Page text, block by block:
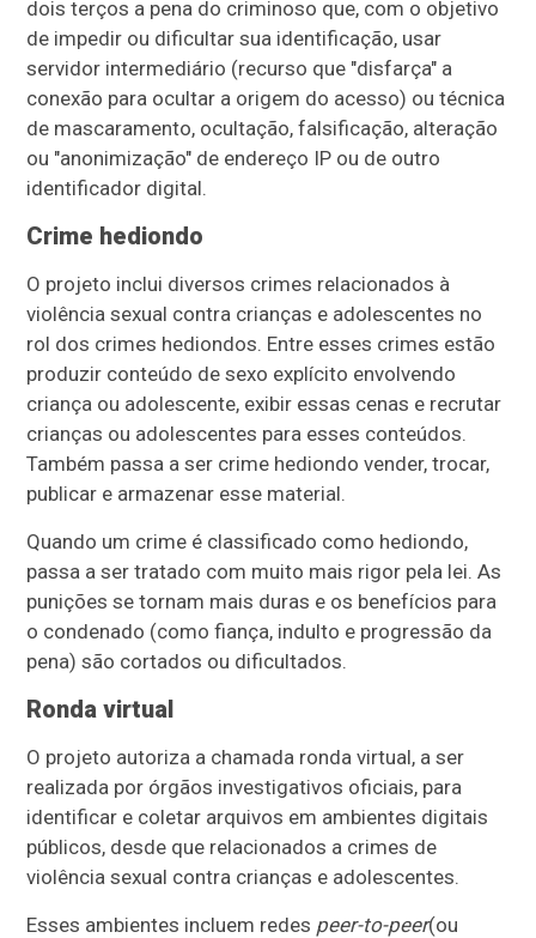
dois terços a pena do criminoso que, com o objetivo
de impedir ou dificultar sua identificação, usar
servidor intermediário (recurso que "disfarça" a
conexão para ocultar a origem do acesso) ou técnica
de mascaramento, ocultação, falsificação, alteração
ou "anonimização" de endereço IP ou de outro
identificador digital.
Crime hediondo
O projeto inclui diversos crimes relacionados à
violência sexual contra crianças e adolescentes no
rol dos crimes hediondos. Entre esses crimes estão
produzir conteúdo de sexo explícito envolvendo
criança ou adolescente, exibir essas cenas e recrutar
crianças ou adolescentes para esses conteúdos.
Também passa a ser crime hediondo vender, trocar,
publicar e armazenar esse material.
Quando um crime é classificado como hediondo,
passa a ser tratado com muito mais rigor pela lei. As
punições se tornam mais duras e os benefícios para
o condenado (como fiança, indulto e progressão da
pena) são cortados ou dificultados.
Ronda virtual
O projeto autoriza a chamada ronda virtual, a ser
realizada por órgãos investigativos oficiais, para
identificar e coletar arquivos em ambientes digitais
públicos, desde que relacionados a crimes de
violência sexual contra crianças e adolescentes.
Esses ambientes incluem redes peer-to-peer(ou